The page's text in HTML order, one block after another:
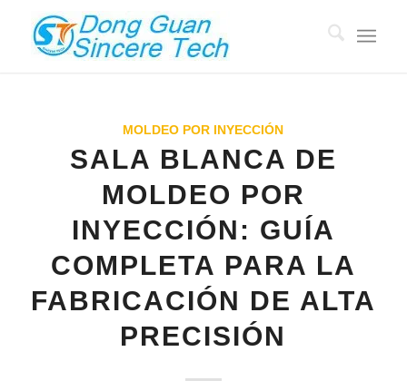
MOLDEO POR INYECCIÓN
SALA BLANCA DE
MOLDEO POR
INYECCIÓN: GUÍA
COMPLETA PARA LA
FABRICACIÓN DE ALTA
PRECISIÓN